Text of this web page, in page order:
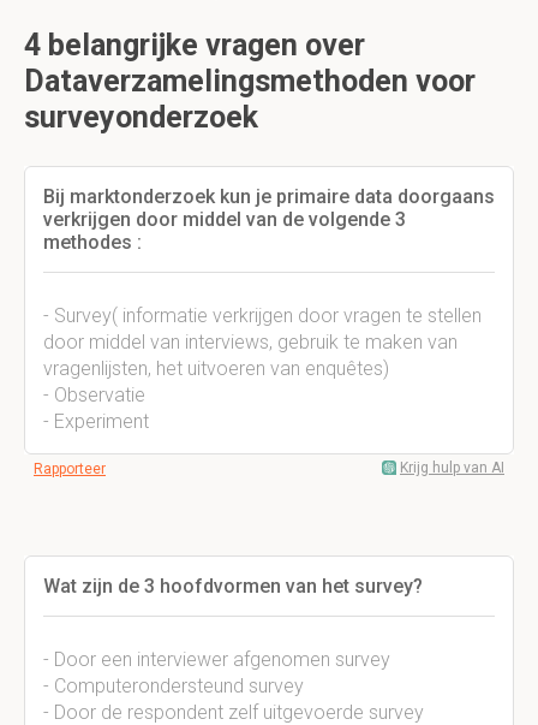
4 belangrijke vragen over
Dataverzamelingsmethoden voor
surveyonderzoek
Bij marktonderzoek kun je primaire data doorgaans
verkrijgen door middel van de volgende 3
methodes :
- Survey( informatie verkrijgen door vragen te stellen
door middel van interviews, gebruik te maken van
vragenlijsten, het uitvoeren van enquêtes)
- Observatie
- Experiment
Rapporteer Krijg hulp van AI
Wat zijn de 3 hoofdvormen van het survey?
- Door een interviewer afgenomen survey
- Computerondersteund survey
- Door de respondent zelf uitgevoerde survey